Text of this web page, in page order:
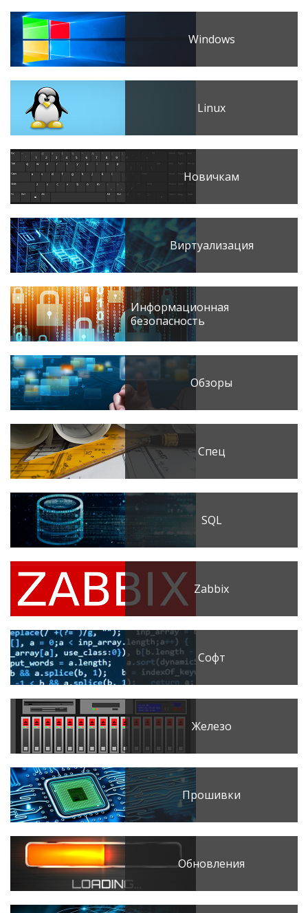
Windows
Linux
Новичкам
Виртуализация
Информационная
безопасность
Обзоры
Спец
SQL
Zabbix
Софт
Железо
Прошивки
Обновления